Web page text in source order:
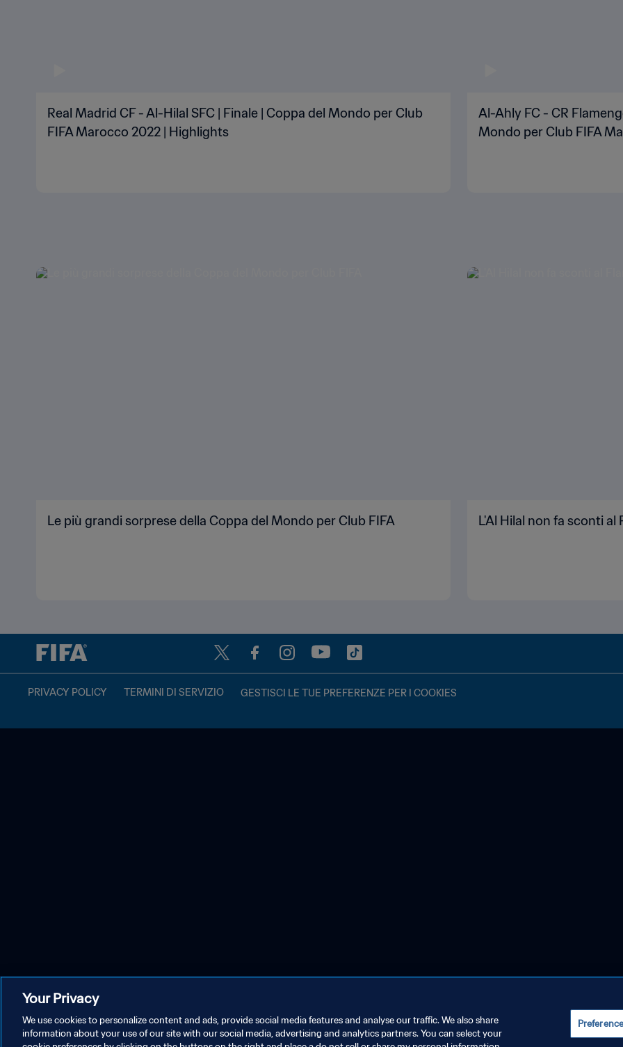
Real Madrid CF - Al-Hilal SFC | Finale | Coppa del Mondo per Club
FIFA Marocco 2022 | Highlights
Al-Ahly FC - CR
Mondo per Club FIFA
Le più grandi sorprese della Coppa del Mondo per Club FIFA L'Al Hilal non fa sconti
PRIVACY POLICY TERMINI DI SERVIZIO GESTISCI LE TUE PREFERENZE PER I COOKIES
Your Privacy
We use cookies to personalize content and ads, provide social media features and analyse our traffic. We also share
information about your use of our site with our social media, advertising and analytics partners. You can select your